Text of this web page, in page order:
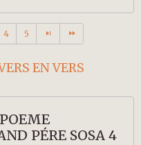
4 5
PÉRE SOSA 4